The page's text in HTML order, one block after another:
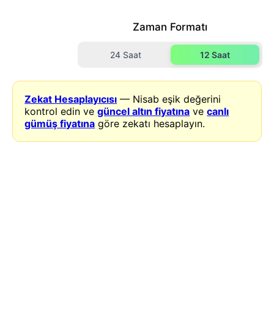
Zaman Formatı
24 Saat 12 Saat
Zekat Hesaplayıcısı — Nisab eşik değerini
kontrol edin vegüncel altın fiyatına vecanlı
gümüş fiyatına göre zekatı hesaplayın.